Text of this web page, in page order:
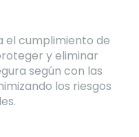
el cumplimiento de
y eliminar
según con las
los riesgos